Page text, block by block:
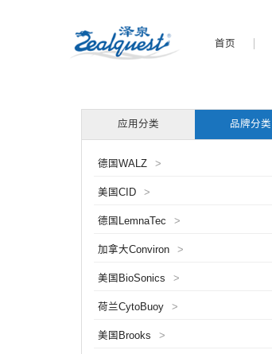
首页
应用分类 品牌分类
德国WALZ >
美国CID >
德国LemnaTec >
加拿大Conviron >
美国BioSonics >
荷兰CytoBuoy >
美国Brooks >